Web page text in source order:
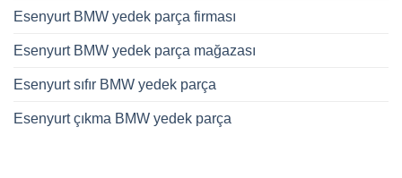
Esenyurt BMW yedek parça firması
Esenyurt BMW yedek parça mağazası
Esenyurt sıfır BMW yedek parça
Esenyurt çıkma BMW yedek parça